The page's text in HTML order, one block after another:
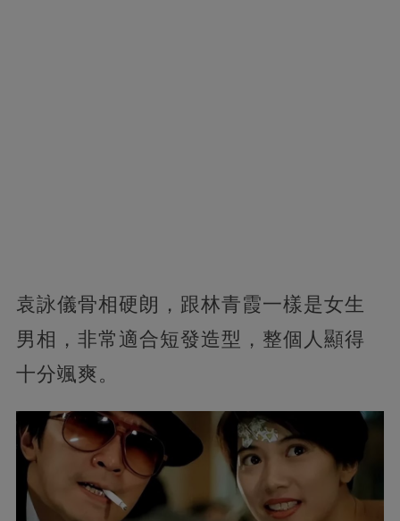
袁詠儀骨相硬朗，跟林青霞一樣是女生
男相，非常適合短發造型，整個人顯得
十分颯爽。